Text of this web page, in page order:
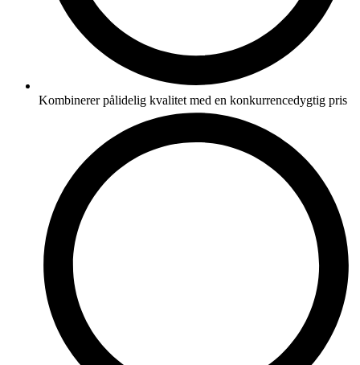
Kombinerer pålidelig kvalitet med en konkurrencedygtig pris